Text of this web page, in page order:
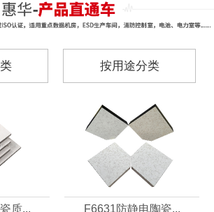
按用途分类
质... F6631防静电陶瓷...